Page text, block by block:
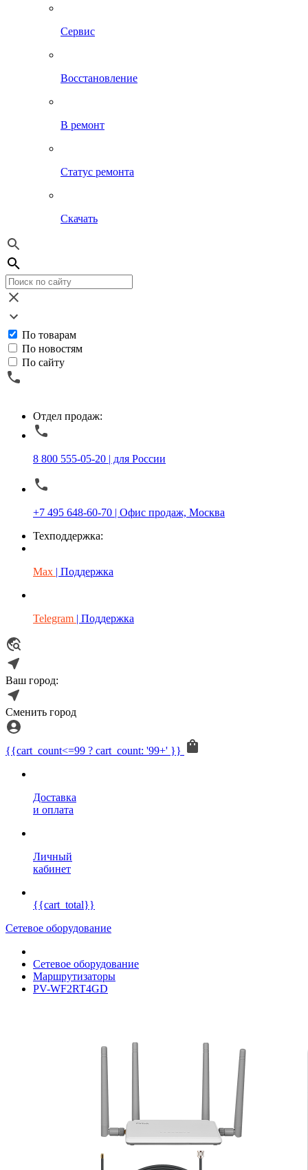
Сервис
Восстановление
В ремонт
Статус ремонта
Скачать
По товарам
По новостям
По сайту
Отдел продаж:
8 800 555-05-20 | для России
+7 495 648-60-70 | Офис продаж, Москва
Техподдержка:
Max | Поддержка
Telegram | Поддержка
Ваш город:
Сменить город
{{cart_count<=99 ? cart_count: '99+' }}
Доставка
и оплата
Личный
кабинет
{{cart_total}}
Сетевое оборудование
Сетевое оборудование
Маршрутизаторы
PV-WF2RT4GD